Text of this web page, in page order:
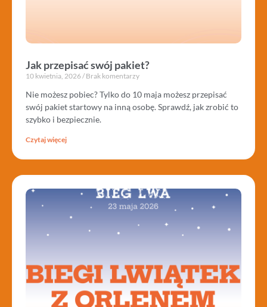
Jak przepisać swój pakiet?
10 kwietnia, 2026 Brak komentarzy
Nie możesz pobiec? Tylko do 10 maja możesz przepisać
swój pakiet startowy na inną osobę. Sprawdź, jak zrobić to
szybko i bezpiecznie.
Czytaj więcej